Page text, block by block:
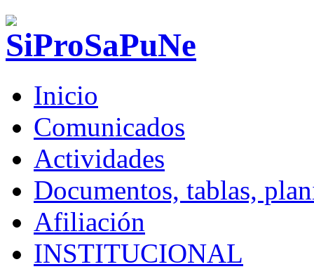
Inicio
Comunicados
Actividades
Documentos, tablas,
Afiliación
INSTITUCIONAL